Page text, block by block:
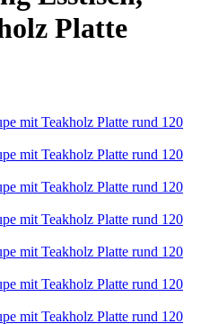
Platte